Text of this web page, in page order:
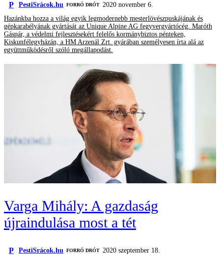
P PestiSrácok.hu FORRÓ DRÓT 2020 november 6.
Hazánkba hozza a világ egyik legmodernebb mesterlövészpuskájának és
gépkarabélyának gyártását az Unique Alpine AG fegyvergyártócég. Maróth
Gáspár, a védelmi fejlesztésekért felelős kormánybiztos pénteken,
Kiskunfélegyházán, a HM Arzenál Zrt. gyárában személyesen írta alá az
együttműködésről szóló megállapodást.
Varga Mihály: A gazdaság
újraindulása most a tét
P PestiSrácok.hu FORRÓ DRÓT 2020 szeptember 18.